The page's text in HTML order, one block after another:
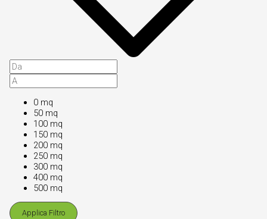
0 mq
50 mq
100 mq
150 mq
200 mq
250 mq
300 mq
400 mq
500 mq
Applica Filtro